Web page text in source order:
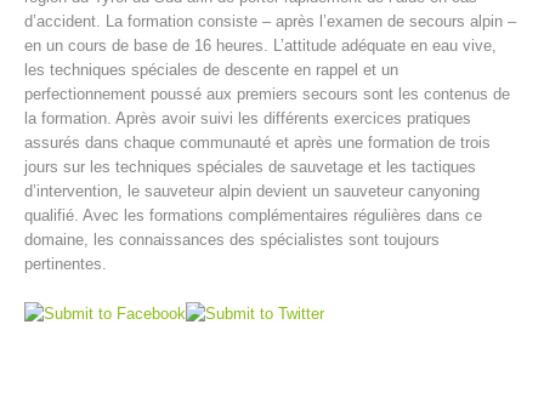
Centres de secours
d’accident. La formation consiste – après l’examen de secours alpin –
en un cours de base de 16 heures. L’attitude adéquate en eau vive,
les techniques spéciales de descente en rappel et un
perfectionnement poussé aux premiers secours sont les contenus de
la formation. Après avoir suivi les différents exercices pratiques
assurés dans chaque communauté et après une formation de trois
jours sur les techniques spéciales de sauvetage et les tactiques
d’intervention, le sauveteur alpin devient un sauveteur canyoning
qualifié. Avec les formations complémentaires régulières dans ce
domaine, les connaissances des spécialistes sont toujours
pertinentes.